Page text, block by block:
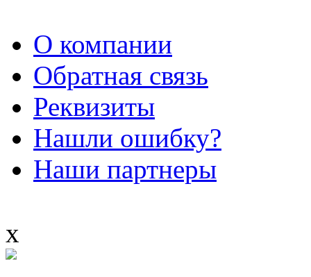
О компании
Обратная связь
Реквизиты
Нашли ошибку?
Наши партнеры
x